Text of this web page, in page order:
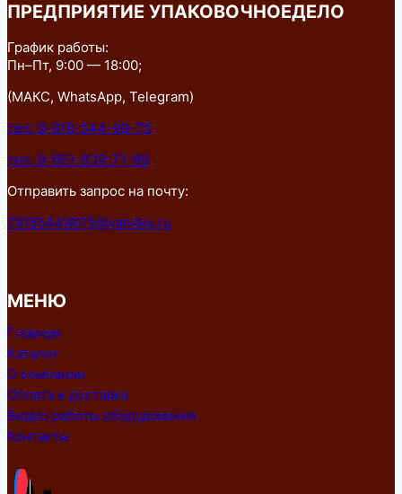
ПРЕДПРИЯТИЕ УПАКОВОЧНОЕДЕЛО
График работы:
Пн–Пт, 9:00 — 18:00;
(МАКС, WhatsApp, Telegram)
тел: 8-918-544-99-75
тел: 8-951-839-71-89
Отправить запрос на почту:
79185449975@yandex.ru
МЕНЮ
Главная
Каталог
О компании
Оплата и доставка
Видео работы оборудования
Контакты